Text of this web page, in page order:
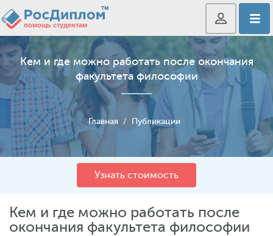
Кем и где можно работать после окончания
факультета философии
Главная / Публикации
Узнать стоимость
Кем и где можно работать после
окончания факультета философии